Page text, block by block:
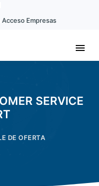
Acceso Empresas
SERVICE
DE OFERTA